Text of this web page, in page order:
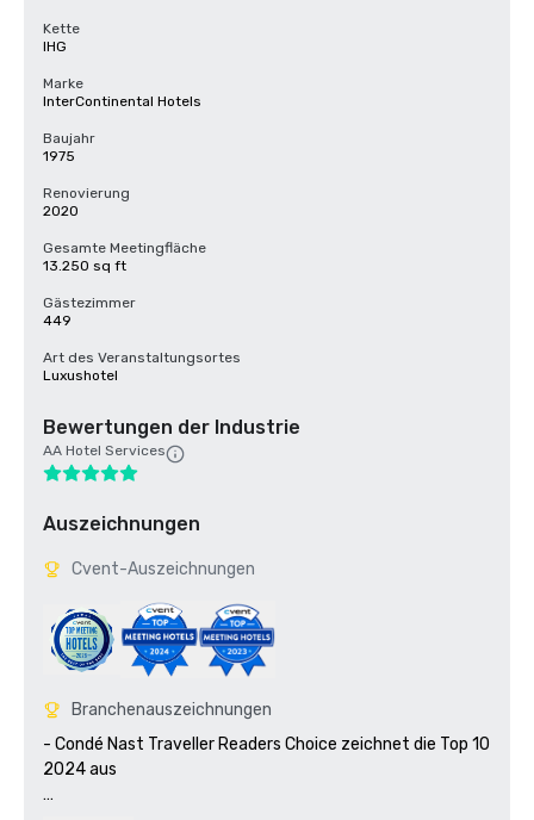
Kette
IHG
Marke
InterContinental Hotels
Baujahr
1975
Renovierung
2020
Gesamte Meetingfläche
13.250 sq ft
Gästezimmer
449
Art des Veranstaltungsortes
Luxushotel
Bewertungen der Industrie
AA Hotel Services
Auszeichnungen
Cvent-Auszeichnungen
Branchenauszeichnungen
- Condé Nast Traveller Readers Choice zeichnet die Top 10
2024 aus